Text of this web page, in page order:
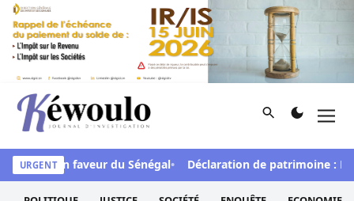
Aller au contenu
Kéwoulo, le premier site d'information et d'investigation
Rechercher
URGENT
FCFA en faveur du Sénégal Déclaration de patrimoine :